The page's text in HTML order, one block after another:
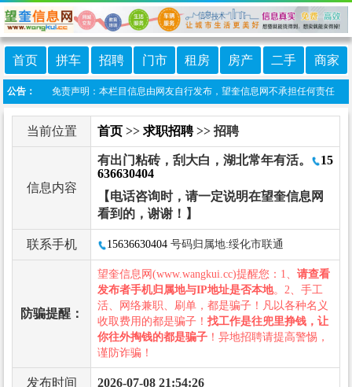
首页 拼车 招聘 门市 租房 房产 二手 商家
公告：
信息港 免责声明：本栏目信息由网友自行发布，望奎信息网不承担任何责任！
当前位置 首页 >> 求职招聘>> 招聘
信息内容
有出门粘砖，刮大白，湖北常年有活。
15
636630404
【电话咨询时，请一定说明在望奎信息网
看到的，谢谢！】
联系手机 15636630404 号码归属地:绥化市联通
防骗提醒：
望奎信息网(www.wangkui.cc)提醒您：1、 请查看
发布者手机归属地与IP地址是否本地。2、手工
活、网络兼职、刷单，都是骗子！凡以各种名义
收取费用的都是骗子！ 找工作是往兜里挣钱，让
你往外掏钱的都是骗子 ！异地招聘请提高警惕，
谨防诈骗！
发布时间 2026-07-08 21:54:26